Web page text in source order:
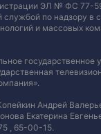
ЭЛ № ФС 77-
по надзору в
и массовых
государственное
Андрей
Екатерина
, 65-00-15.